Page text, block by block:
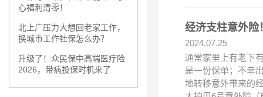
心福利清零！
北上广压力大想回老家工作，
换城市工作社保怎么办？
升级了！众民保中高端医疗险
2026，带病投保时机来了
经济支柱意外险
2024.07.25
通常家里上有老下
是一份保单；不幸
地转移意外带来的